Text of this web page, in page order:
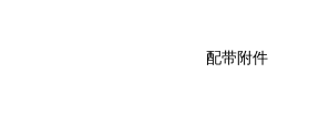
配带附件